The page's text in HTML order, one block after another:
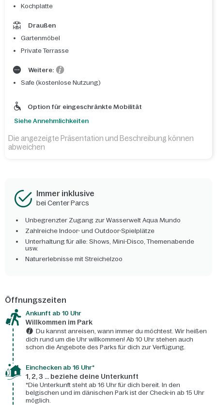
Kochplatte
Draußen
Gartenmöbel
Private Terrasse
Weitere:
Safe (kostenlose Nutzung)
Option für eingeschränkte Mobilität
Siehe Annehmlichkeiten
Die angezeigte Präsentation und Beschreibung können
abweichen
Immer inklusive
bei Center Parcs
Unbegrenzter Zugang zur Wasserwelt Aqua Mundo
Zahlreiche Indoor- und Outdoor-Spielplätze
Unterhaltung für alle: Shows, Mini-Disco, Themenabende
usw.
Naturerlebnisse mit Streichelzoo
Öffnungszeiten
Ankunft ab 10 Uhr
Willkommen im Park
Du kannst anreisen, wann immer du möchtest. Wir heißen
dich rund um die Uhr willkommen! Ab 10 Uhr stehen auch
schon die Angebote des Parks für dich zur Verfügung.
Einchecken ab 16 Uhr*
1, 2, 3 ... beziehe deine Unterkunft
*Die Unterkunft steht ab 16 Uhr für dich bereit. In den
belgischen und im dänischen Park ist der Check-in ab 15 Uhr
möglich.